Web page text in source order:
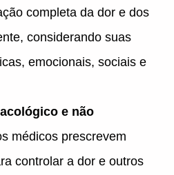
completa da dor e dos
considerando suas
emocionais, sociais e
e não
médicos prescrevem
controlar a dor e outros